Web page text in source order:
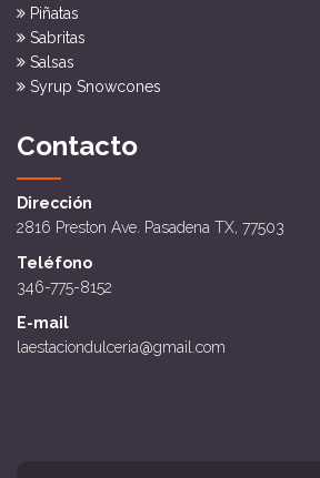
Piñatas
Sabritas
Salsas
Syrup Snowcones
Contacto
Dirección
2816 Preston Ave. Pasadena TX, 77503
Teléfono
346-775-8152
E-mail
laestaciondulceria@gmail.com